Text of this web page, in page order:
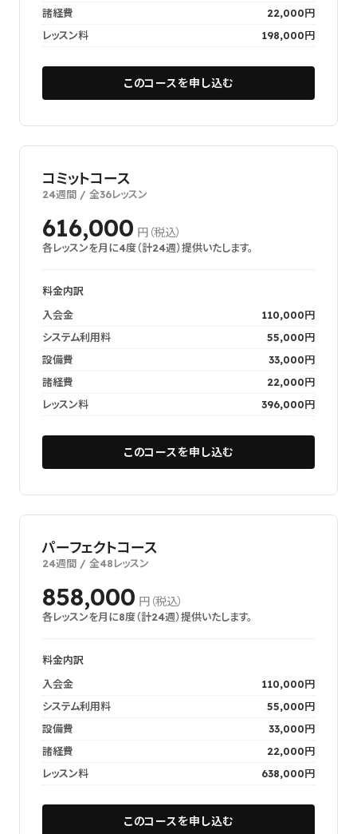
諸経費
22,000円
レッスン料
198,000円
このコースを申し込む
コミットコース
24週間 / 全36レッスン
616,000 円（税込）
各レッスンを月に4度（計24週）提供いたします。
料金内訳
入会金
110,000円
システム利用料
55,000円
設備費
33,000円
諸経費
22,000円
レッスン料
396,000円
このコースを申し込む
パーフェクトコース
24週間 / 全48レッスン
858,000 円（税込）
各レッスンを月に8度（計24週）提供いたします。
料金内訳
入会金
110,000円
システム利用料
55,000円
設備費
33,000円
諸経費
22,000円
レッスン料
638,000円
このコースを申し込む